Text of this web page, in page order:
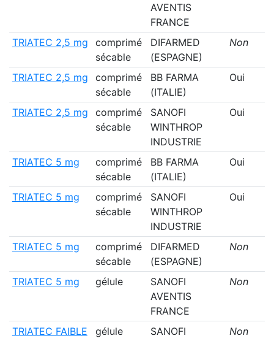
AVENTIS
FRANCE
TRIATEC 2,5 mg
comprimé
sécable
DIFARMED
(ESPAGNE)
Non
TRIATEC 2,5 mg
comprimé
sécable
BB FARMA
(ITALIE)
Oui
TRIATEC 2,5 mg
comprimé
sécable
SANOFI
WINTHROP
INDUSTRIE
Oui
TRIATEC 5 mg
comprimé
sécable
BB FARMA
(ITALIE)
Oui
TRIATEC 5 mg
comprimé
sécable
SANOFI
WINTHROP
INDUSTRIE
Oui
TRIATEC 5 mg
comprimé
sécable
DIFARMED
(ESPAGNE)
Non
TRIATEC 5 mg gélule
SANOFI
AVENTIS
FRANCE
Non
TRIATEC FAIBLE
gélule
SANOFI
Non